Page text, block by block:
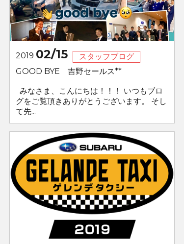
2019 02/15
スタッフブログ
GOOD BYE 吉野セールス**
みなさま、こんにちは！！！ いつもブロ
グをご覧頂きありがとうございます。 そし
て先...